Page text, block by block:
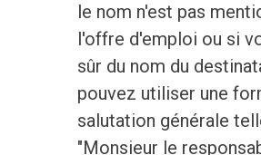
le nom n'est pas
l'offre d'emploi ou si
sûr du nom du
pouvez utiliser une
salutation générale
"Monsieur le